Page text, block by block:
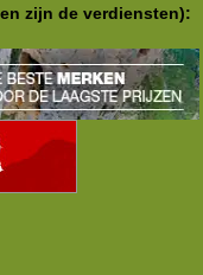
zijn de verdiensten):